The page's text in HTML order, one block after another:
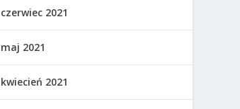
czerwiec 2021
maj 2021
kwiecień 2021